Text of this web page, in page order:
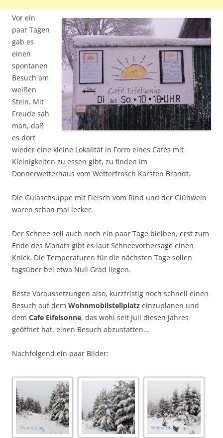
Vor ein
paar Tagen
gab es
einen
spontanen
Besuch am
weißen
Stein. Mit
Freude sah
man, daß
es dort
wieder eine kleine Lokalität in Form eines Cafés mit
Kleinigkeiten zu essen gibt, zu finden im
Donnerwetterhaus vom Wetterfrosch Karsten Brandt.
Die Gulaschsuppe mit Fleisch vom Rind und der Glühwein
waren schon mal lecker.
Der Schnee soll auch noch ein paar Tage bleiben, erst zum
Ende des Monats gibt es laut Schneevorhersage einen
Knick. Die Temperaturen für die nächsten Tage sollen
tagsüber bei etwa Null Grad liegen.
Beste Voraussetzungen also, kurzfristig noch schnell einen
Besuch auf dem Wohnmobilstellplatz einzuplanen und
dem Cafe Eifelsonne, das wohl seit Juli diesen Jahres
geöffnet hat, einen Besuch abzustatten…
Nachfolgend ein paar Bilder: